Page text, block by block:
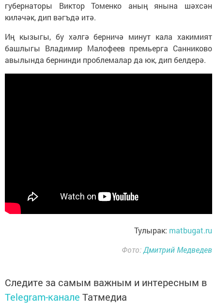
губернаторы Виктор Томенко аның янына шәхсән
киләчәк, дип вәгъдә итә.
Иң кызыгы, бу хәлгә берничә минут кала хакимият
башлыгы Владимир Малофеев премьерга Санниково
авылында бернинди проблемалар да юк, дип белдерә.
Тулырак: matbugat.ru
Фото:Дмитрий Медведев
Следите за самым важным и интересным в
Telegram-канале Татмедиа